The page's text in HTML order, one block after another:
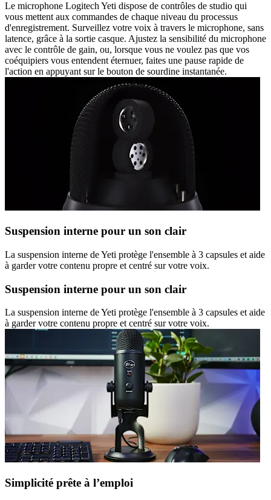
Le microphone Logitech Yeti dispose de contrôles de studio qui
vous mettent aux commandes de chaque niveau du processus
d'enregistrement. Surveillez votre voix à travers le microphone, sans
latence, grâce à la sortie casque. Ajustez la sensibilité du microphone
avec le contrôle de gain, ou, lorsque vous ne voulez pas que vos
coéquipiers vous entendent éternuer, faites une pause rapide de
l'action en appuyant sur le bouton de sourdine instantanée.
Suspension interne pour un son clair
La suspension interne de Yeti protège l'ensemble à 3 capsules et aide
à garder votre contenu propre et centré sur votre voix.
Suspension interne pour un son clair
La suspension interne de Yeti protège l'ensemble à 3 capsules et aide
à garder votre contenu propre et centré sur votre voix.
Simplicité prête à l’emploi